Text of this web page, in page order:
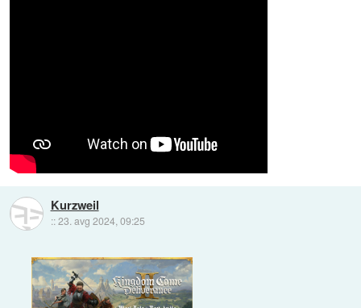
Kurzweil
::23. avg 2024, 09:25